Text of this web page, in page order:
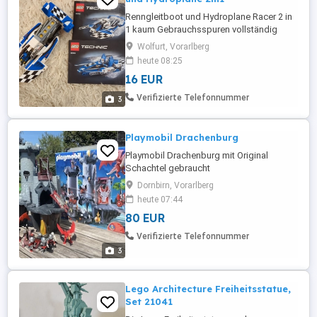
3
Renngleitboot und Hydroplane Racer 2 in
1 kaum Gebrauchsspuren vollständig
Wolfurt, Vorarlberg
heute 08:25
16 EUR
Verifizierte Telefonnummer
3
Playmobil Drachenburg
Playmobil Drachenburg mit Original
Schachtel gebraucht
Dornbirn, Vorarlberg
heute 07:44
80 EUR
Verifizierte Telefonnummer
Lego Architecture Freiheitsstatue,
Set 21041